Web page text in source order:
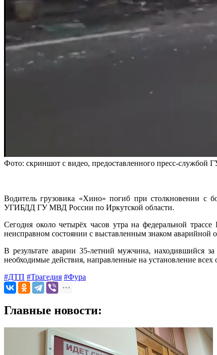
Фото: скриншот с видео, предоставленного пресс-службой
Водитель грузовика «Хино» погиб при столкновении с
УГИБДД ГУ МВД России по Иркутской области.
Сегодня около четырёх часов утра на федеральной
неисправном состоянии с выставленным знаком аварийной
В результате аварии 35-летний мужчина, находившийся
необходимые действия, направленные на установление всех
#ДТП #Трагедия #Фура
Главные новости: